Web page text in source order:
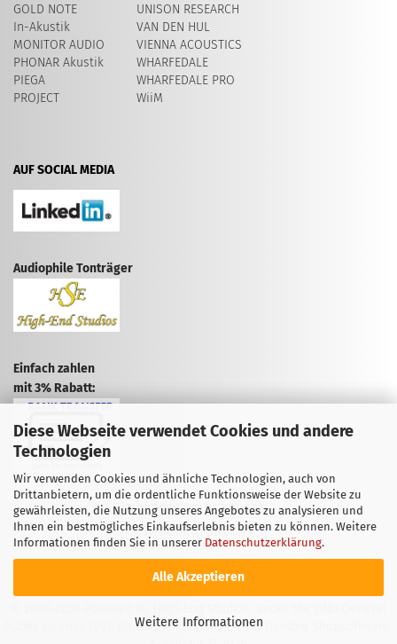
Diese Webseite verwendet Cookies und andere
Technologien
Wir verwenden Cookies und ähnliche Technologien, auch von
Drittanbietern, um die ordentliche Funktionsweise der Website zu
gewährleisten, die Nutzung unseres Angebotes zu analysieren und
Ihnen ein bestmögliches Einkaufserlebnis bieten zu können. Weitere
Informationen finden Sie in unserer Datenschutzerklärung.
Alle Akzeptieren
Weitere Informationen
GOLD NOTE
In-Akustik
MONITOR AUDIO
PHONAR Akustik
PIEGA
PROJECT
UNISON RESEARCH
VAN DEN HUL
VIENNA ACOUSTICS
WHARFEDALE
WHARFEDALE PRO
WiiM
AUF SOCIAL MEDIA
Audiophile Tonträger
Einfach zahlen
mit 3% Rabatt:
VERTRAG WIDERRUFEN
WIDERRUFSRECHT
Public License (V2). Based on: xt:Commerce & Gambio Shopsoftware.